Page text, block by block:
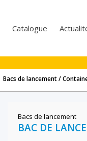
Catalogue
Bacs de lancement /
Bacs de lancement
BAC DE